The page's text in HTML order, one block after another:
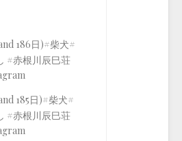
186日)#柴犬#
#赤根川辰巳荘
185日)#柴犬#
#赤根川辰巳荘